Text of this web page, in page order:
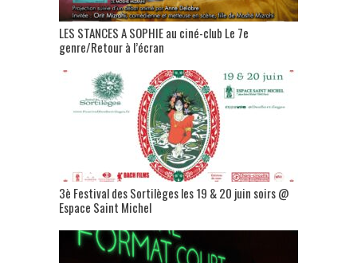
LES STANCES A SOPHIE au ciné-club Le 7e
genre/Retour à l’écran
3è Festival des Sortilèges les 19 & 20 juin soirs @
Espace Saint Michel